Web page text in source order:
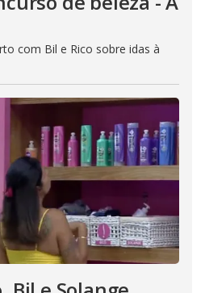
com Bil e Rico sobre idas à